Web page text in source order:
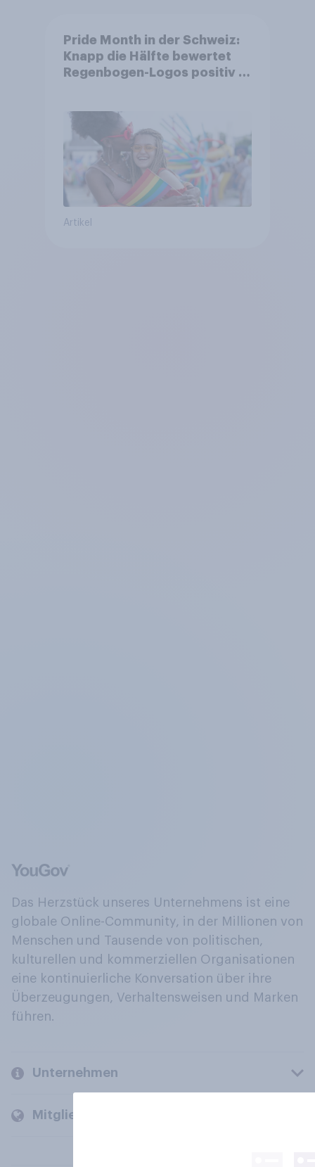
Pride Month in der Schweiz:
Knapp die Hälfte bewertet
Regenbogen-Logos positiv –
Artikel
Das Herzstück unseres Unternehmens ist eine
globale Online-Community, in der Millionen von
Menschen und Tausende von politischen,
kulturellen und kommerziellen Organisationen
eine kontinuierliche Konversation über ihre
Überzeugungen, Verhaltensweisen und Marken
führen.
Unternehmen
Mitglieder und Kunden